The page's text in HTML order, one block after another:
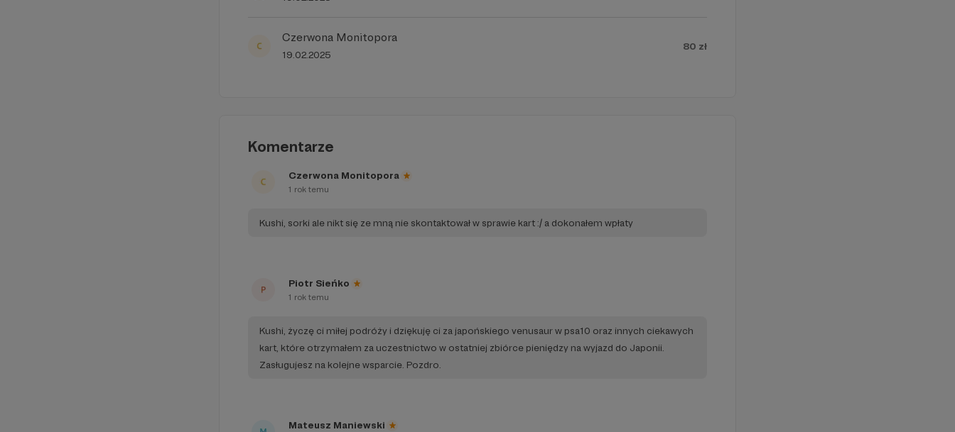
Czerwona Monitopora
19.02.2025
80 zł
Komentarze
Czerwona Monitopora
1 rok temu
Kushi, sorki ale nikt się ze mną nie skontaktował w sprawie kart :/ a dokonałem wpłaty
Piotr Sieńko
1 rok temu
Kushi, życzę ci miłej podróży i dziękuję ci za japońskiego venusaur w psa10 oraz innych ciekawych
kart, które otrzymałem za uczestnictwo w ostatniej zbiórce pieniędzy na wyjazd do Japonii.
Zasługujesz na kolejne wsparcie. Pozdro.
Mateusz Maniewski